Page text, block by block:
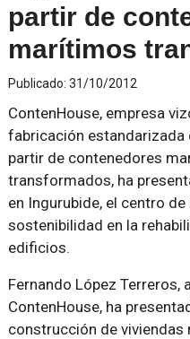
partir de
marítimos
Publicado: 31/10/2012
ContenHouse, empresa
fabricación estandarizada
partir de contenedores
transformados, ha
en Ingurubide, el centro
sostenibilidad en la
edificios.
Fernando López
ContenHouse, ha
construcción de viviendas